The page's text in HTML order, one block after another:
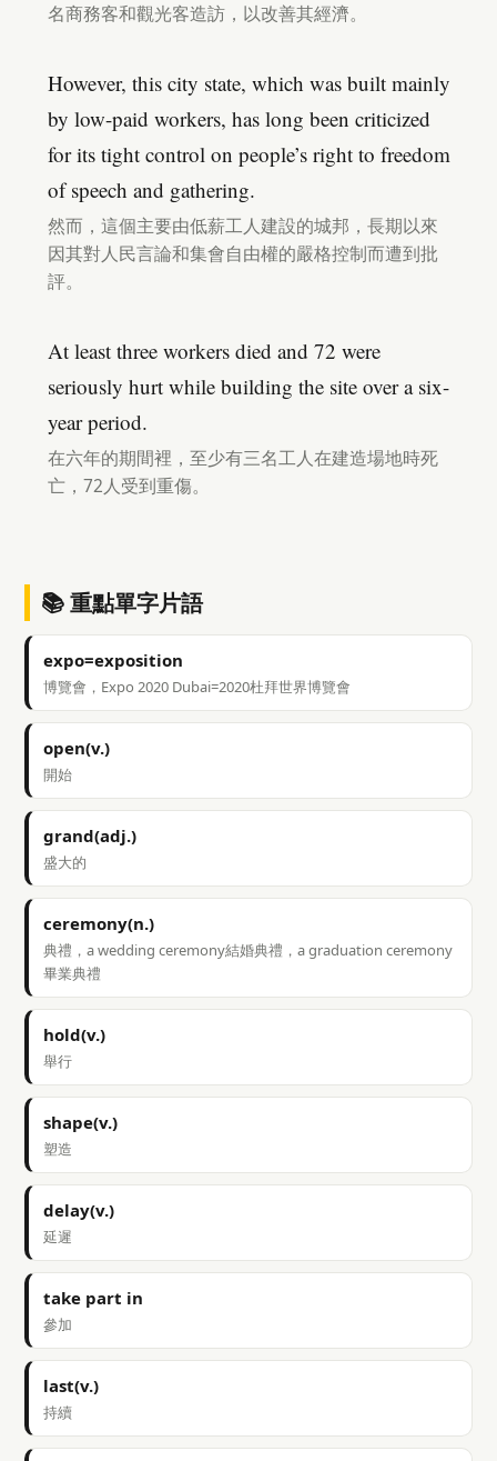
名商務客和觀光客造訪，以改善其經濟。
However, this city state, which was built mainly
by low-paid workers, has long been criticized
for its tight control on people’s right to freedom
of speech and gathering.
然而，這個主要由低薪工人建設的城邦，長期以來
因其對人民言論和集會自由權的嚴格控制而遭到批
評。
At least three workers died and 72 were
seriously hurt while building the site over a six-
year period.
在六年的期間裡，至少有三名工人在建造場地時死
亡，72人受到重傷。
📚 重點單字片語
expo=exposition
博覽會，Expo 2020 Dubai=2020杜拜世界博覽會
open(v.)
開始
grand(adj.)
盛大的
ceremony(n.)
典禮，a wedding ceremony結婚典禮，a graduation ceremony
畢業典禮
hold(v.)
舉行
shape(v.)
塑造
delay(v.)
延遲
take part in
參加
last(v.)
持續